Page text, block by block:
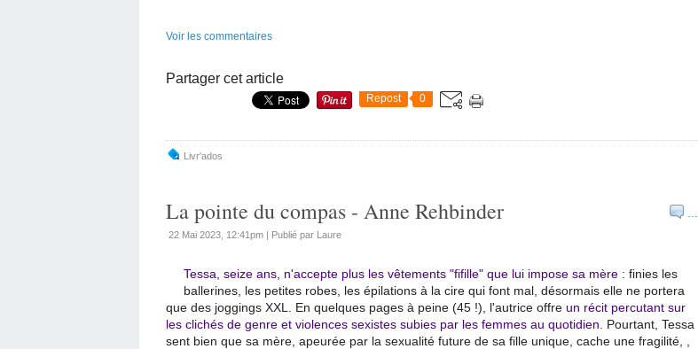
Voir les commentaires
Partager cet article
Repost 0
Livr'ados
…
La pointe du compas - Anne Rehbinder
22 Mai 2023, 12:41pm | Publié par Laure
Tessa, seize ans, n'accepte plus les vêtements "fifille" que lui impose sa mère : finies les
ballerines, les petites robes, les épilations à la cire qui font mal, désormais elle ne portera
que des joggings XXL. En quelques pages à peine (45 !), l'autrice offre un récit percutant sur
les clichés de genre et violences sexistes subies par les femmes au quotidien.
Pourtant, Tessa
sent bien que sa mère, apeurée par la sexualité future de sa fille unique, cache une fragilité, ,